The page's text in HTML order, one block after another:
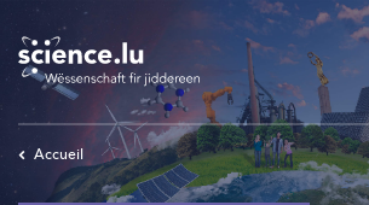
to
main
content
Accueil